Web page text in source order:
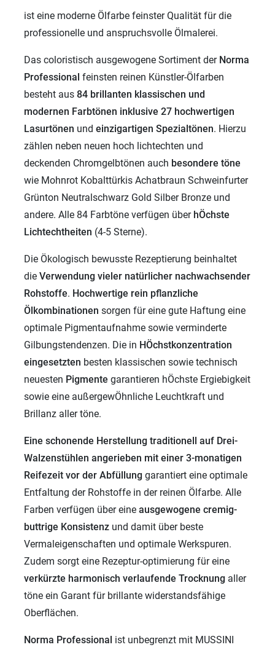
ist eine moderne Ölfarbe feinster Qualität für die
professionelle und anspruchsvolle Ölmalerei.
Das coloristisch ausgewogene Sortiment der Norma
Professional feinsten reinen Künstler-Ölfarben
besteht aus 84 brillanten klassischen und
modernen Farbtönen inklusive 27 hochwertigen
Lasurtönen und einzigartigen Spezialtönen. Hierzu
zählen neben neuen hoch lichtechten und
deckenden Chromgelbtönen auch besondere töne
wie Mohnrot Kobalttürkis Achatbraun Schweinfurter
Grünton Neutralschwarz Gold Silber Bronze und
andere. Alle 84 Farbtöne verfügen über hÖchste
Lichtechtheiten (4-5 Sterne).
Die Ökologisch bewusste Rezeptierung beinhaltet
die Verwendung vieler natürlicher nachwachsender
Rohstoffe. Hochwertige rein pflanzliche
Ölkombinationen sorgen für eine gute Haftung eine
optimale Pigmentaufnahme sowie verminderte
Gilbungstendenzen. Die in HÖchstkonzentration
eingesetzten besten klassischen sowie technisch
neuesten Pigmente garantieren hÖchste Ergiebigkeit
sowie eine außergewÖhnliche Leuchtkraft und
Brillanz aller töne.
Eine schonende Herstellung traditionell auf Drei-
Walzenstühlen angerieben mit einer 3-monatigen
Reifezeit vor der Abfüllung garantiert eine optimale
Entfaltung der Rohstoffe in der reinen Ölfarbe. Alle
Farben verfügen über eine ausgewogene cremig-
buttrige Konsistenz und damit über beste
Vermaleigenschaften und optimale Werkspuren.
Zudem sorgt eine Rezeptur-optimierung für eine
verkürzte harmonisch verlaufende Trocknung aller
töne ein Garant für brillante widerstandsfähige
Oberflächen.
Norma Professional ist unbegrenzt mit MUSSINI